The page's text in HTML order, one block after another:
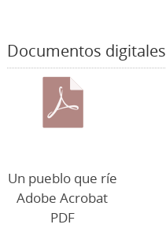
Documentos digitales
Un pueblo que ríe
Adobe Acrobat
PDF